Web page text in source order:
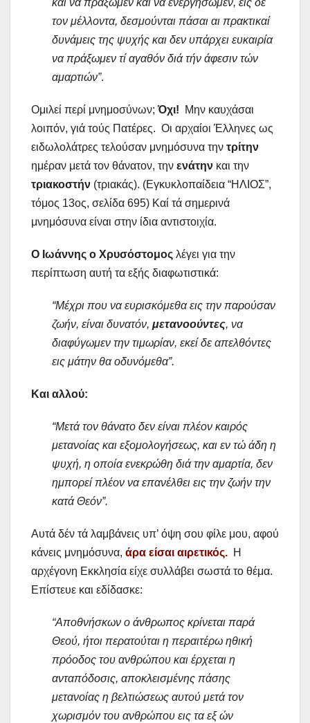
και να πράξωμεν και να ενεργήσωμεν, είς δε
τον μέλλοντα, δεσμούνται πάσαι αι πρακτικαί
δυνάμεις της ψυχής και δεν υπάρχει ευκαιρία
να πράξωμεν τί αγαθόν διά τήν άφεσιν τών
αμαρτιών”.
Ομιλεί περί μνημοσύνων;Όχι! Μην καυχάσαι
λοιπόν, γιά τούς Πατέρες. Οι αρχαίοι Έλληνες ως
ειδωλολάτρες τελούσαν μνημόσυνα την τρίτην
ημέραν μετά τον θάνατον, την ενάτην και την
τριακοστήν (τριακάς). (Εγκυκλοπαίδεια “ΗΛΙΟΣ”,
τόμος 13ος, σελίδα 695) Καί τά σημερινά
μνημόσυνα είναι στην ίδια αντιστοιχία.
Ο Ιωάννης ο Χρυσόστομος λέγει για την
περίπτωση αυτή τα εξής διαφωτιστικά:
“Μέχρι που να ευρισκόμεθα εις την παρούσαν
ζωήν, είναι δυνατόν, μετανοούντες, να
διαφύγωμεν την τιμωρίαν, εκεί δε απελθόντες
εις μάτην θα οδυνόμεθα”.
Και αλλού:
“Μετά τον θάνατο δεν είναι πλέον καιρός
μετανοίας και εξομολογήσεως, και εν τώ άδη η
ψυχή, η οποία ενεκρώθη διά την αμαρτία, δεν
ημπορεί πλέον να επανέλθει εις την ζωήν την
κατά Θεόν”.
Αυτά δέν τά λαμβάνεις υπ’ όψη σου φίλε μου, αφού
κάνεις μνημόσυνα, άρα είσαι αιρετικός. Η
αρχέγονη Εκκλησία είχε συλλάβει σωστά το θέμα.
Επίστευε και εδίδασκε:
“Αποθνήσκων ο άνθρωπος κρίνεται παρά
Θεού, ήτοι περατούται η περαιτέρω ηθική
πρόοδος του ανθρώπου και έρχεται η
ανταπόδοσις, αποκλεισμένης πάσης
μετανοίας η βελτιώσεως αυτού μετά τον
χωρισμόν του ανθρώπου εις τα εξ ών